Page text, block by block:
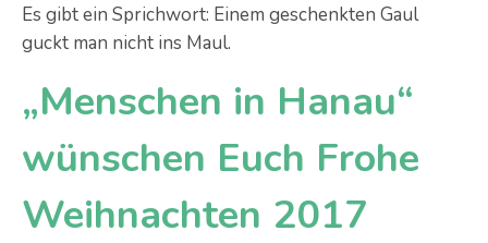
Es gibt ein Sprichwort: Einem geschenkten Gaul
guckt man nicht ins Maul.
„Menschen in Hanau“
wünschen Euch Frohe
Weihnachten 2017